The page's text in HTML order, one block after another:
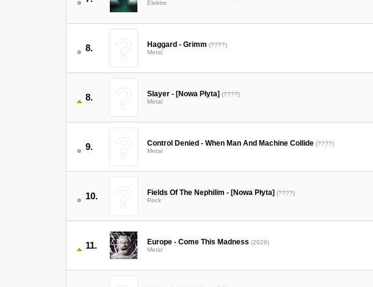
Elektro
8. Haggard - Grimm (????)
Metal
8. Slayer - [Nowa Płyta] (????)
Metal
9. Control Denied - When Man And Machine Collide (????)
Metal
10. Fields Of The Nephilim - [Nowa Płyta] (????)
Rock
11. Europe - Come This Madness (2026)
Metal